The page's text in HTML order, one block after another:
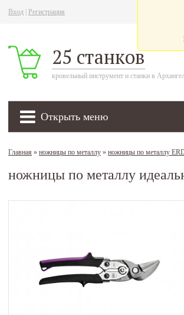
Вход Регистрация
25 станков
кровельный инструмент и станки в
Открыть меню
Главная » ножницы по металлу » ножницы по металлу
ножницы по металлу